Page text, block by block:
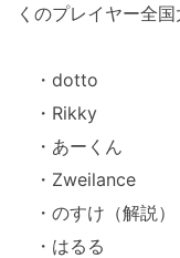
くのプレイヤー全
・dotto
・Rikky
・あーくん
・Zweilance
・のすけ（解説）
・はるる